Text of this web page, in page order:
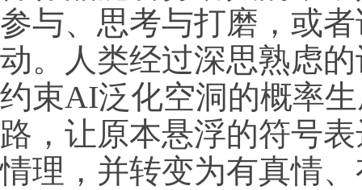
参与、思考与打磨，或
动。人类经过深思熟虑
约束AI泛化空洞的概率
路，让原本悬浮的符号
情理，并转变为有真情